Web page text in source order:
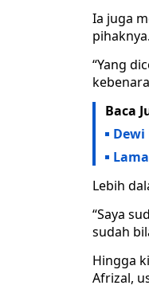
Ia juga
“Yang
Baca
Lebih
“Saya
sudah
Hingga
Afrizal,